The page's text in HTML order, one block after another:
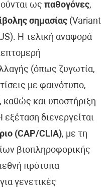
ωςπαθογόνες,
σημασίας (Variant
Η τελική αναφορά
(όπως ζυγωτία,
με φαινότυπο,
και υποστήριξη
διενεργείται
(CAP/CLIA), με τη
βιοπληροφορικής
πρότυπα
γενετικές